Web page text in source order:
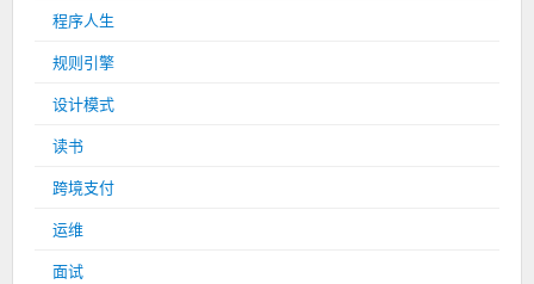
程序人生
规则引擎
设计模式
读书
跨境支付
运维
面试